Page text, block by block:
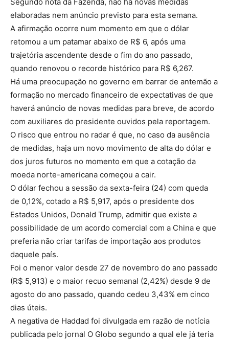
Segundo nota da Fazenda, não há novas medidas
elaboradas nem anúncio previsto para esta semana.
A afirmação ocorre num momento em que o dólar
retomou a um patamar abaixo de R$ 6, após uma
trajetória ascendente desde o fim do ano passado,
quando renovou o recorde histórico para R$ 6,267.
Há uma preocupação no governo em barrar de antemão a
formação no mercado financeiro de expectativas de que
haverá anúncio de novas medidas para breve, de acordo
com auxiliares do presidente ouvidos pela reportagem.
O risco que entrou no radar é que, no caso da ausência
de medidas, haja um novo movimento de alta do dólar e
dos juros futuros no momento em que a cotação da
moeda norte-americana começou a cair.
O dólar fechou a sessão da sexta-feira (24) com queda
de 0,12%, cotado a R$ 5,917, após o presidente dos
Estados Unidos, Donald Trump, admitir que existe a
possibilidade de um acordo comercial com a China e que
preferia não criar tarifas de importação aos produtos
daquele país.
Foi o menor valor desde 27 de novembro do ano passado
(R$ 5,913) e o maior recuo semanal (2,42%) desde 9 de
agosto do ano passado, quando cedeu 3,43% em cinco
dias úteis.
A negativa de Haddad foi divulgada em razão de notícia
publicada pelo jornal O Globo segundo a qual ele já teria